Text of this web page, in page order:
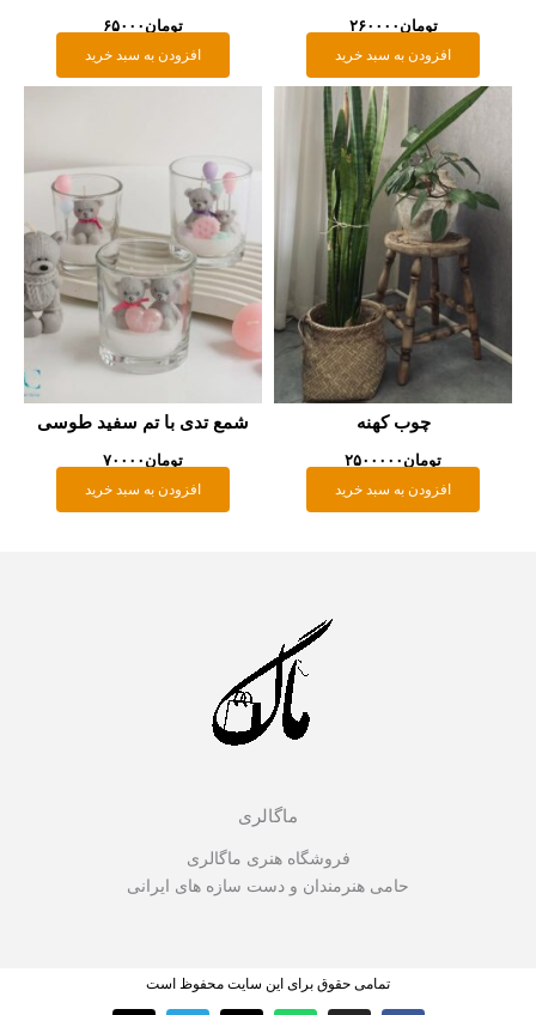
تومان۲۶۰۰۰۰
افزودن به سبد خرید
تومان۶۵۰۰۰
افزودن به سبد خرید
چوب کهنه
تومان۲۵۰۰۰۰۰
افزودن به سبد خرید
شمع تدی با تم سفید طوسی
تومان۷۰۰۰۰
افزودن به سبد خرید
ماگالری
فروشگاه هنری ماگالری
حامی هنرمندان و دست سازه های ایرانی
تمامی حقوق برای این سایت محفوظ است